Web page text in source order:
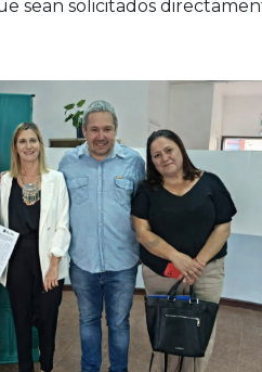
sean solicitados